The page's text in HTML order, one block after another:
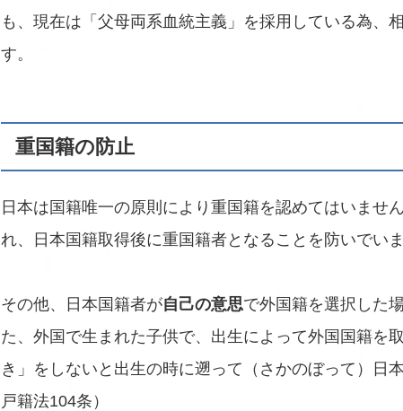
も、現在は「父母両系血統主義」を採用している為、
す。
重国籍の防止
日本は国籍唯一の原則により重国籍を認めてはいませ
れ、日本国籍取得後に重国籍者となることを防いでいま
その他、日本国籍者が自己の意思で外国籍を選択した
た、外国で生まれた子供で、出生によって外国国籍を
き」をしないと出生の時に遡って（さかのぼって）日
戸籍法104条）